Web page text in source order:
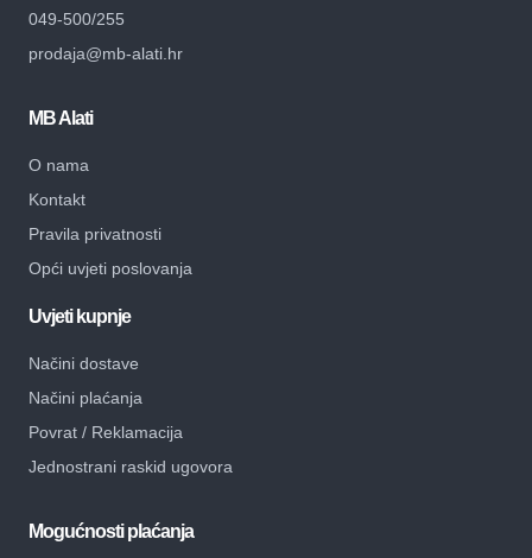
049-500/255
prodaja@mb-alati.hr
MB Alati
O nama
Kontakt
Pravila privatnosti
Opći uvjeti poslovanja
Uvjeti kupnje
Načini dostave
Načini plaćanja
Povrat / Reklamacija
Jednostrani raskid ugovora
Mogućnosti plaćanja